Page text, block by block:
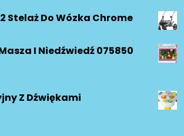
Stelaż Do Wózka Chrome
I Niedźwiedź 075850
Z Dźwiękami